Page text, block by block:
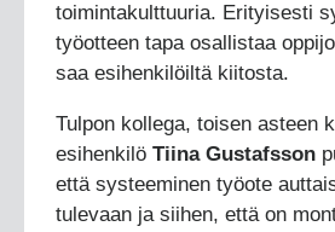
toimintakulttuuria. Erityisesti
työotteen tapa osallistaa
saa esihenkilöiltä kiitosta.
Tulpon kollega, toisen asteen
esihenkilö Tiina Gustafsson
että systeeminen työote
tulevaan ja siihen, että on